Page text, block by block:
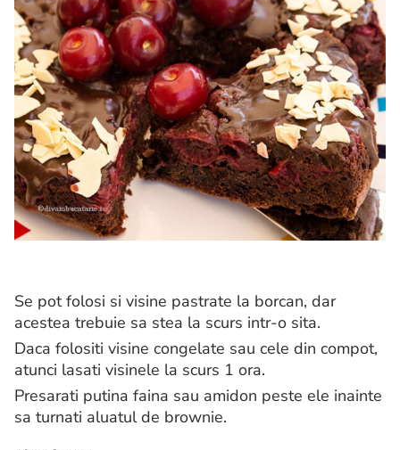
Se pot folosi si visine pastrate la borcan, dar
acestea trebuie sa stea la scurs intr-o sita.
Daca folositi visine congelate sau cele din compot,
atunci lasati visinele la scurs 1 ora.
Presarati putina faina sau amidon peste ele inainte
sa turnati aluatul de brownie.